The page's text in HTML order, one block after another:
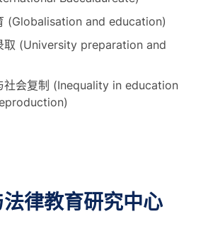
(Globalisation and education)
取 (University preparation and
社会复制 (Inequality in education
律教育研究中心